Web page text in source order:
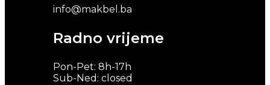
info@makbel.ba
Radno vrijeme
Pon-Pet: 8h-17h
Sub-Ned: closed